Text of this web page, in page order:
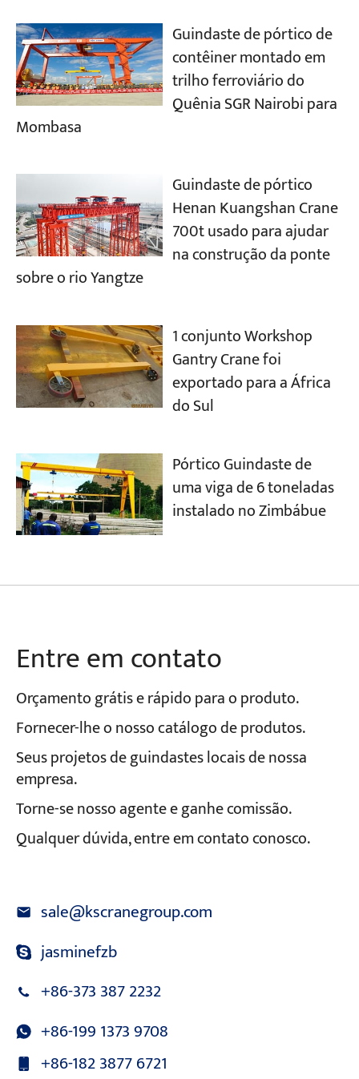
Guindaste de pórtico de
contêiner montado em
trilho ferroviário do
Quênia SGR Nairobi para
Mombasa
Guindaste de pórtico
Henan Kuangshan Crane
700t usado para ajudar
na construção da ponte
sobre o rio Yangtze
1 conjunto Workshop
Gantry Crane foi
exportado para a África
do Sul
Pórtico Guindaste de
uma viga de 6 toneladas
instalado no Zimbábue
Entre em contato
Orçamento grátis e rápido para o produto.
Fornecer-lhe o nosso catálogo de produtos.
Seus projetos de guindastes locais de nossa
empresa.
Torne-se nosso agente e ganhe comissão.
Qualquer dúvida, entre em contato conosco.
sale@kscranegroup.com
jasminefzb
+86-373 387 2232
+86-199 1373 9708
+86-182 3877 6721